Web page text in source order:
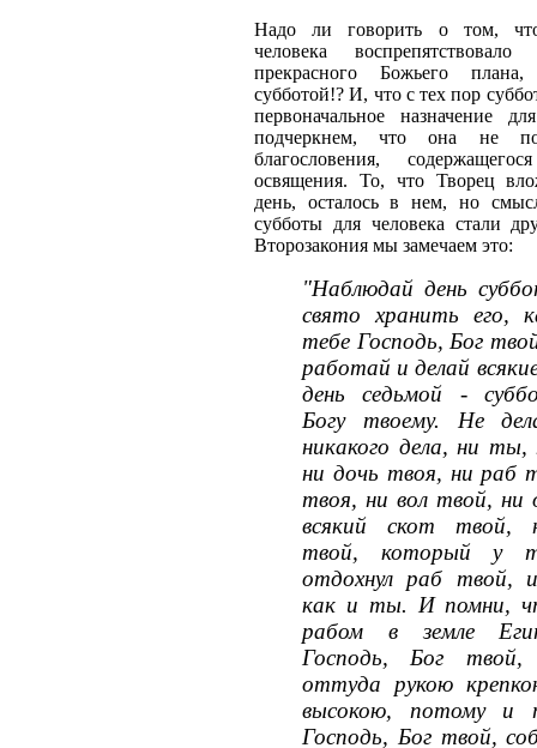
Надо ли говорить о том, что
человека воспрепятствовало
прекрасного Божьего
субботой!? И, что с тех пор
первоначальное назначение
подчеркнем, что она не
благословения,
освящения. То, что Творец
день, осталось в нем, но
субботы для человека стали
Второзакония мы замечаем это:
"Наблюдай день
свято хранить его,
тебе Господь, Бог
работай и делай
день седьмой -
Богу твоему. Не
никакого дела, ни
ни дочь твоя, ни раб
твоя, ни вол твой, ни
всякий скот твой,
твой, который у
отдохнул раб твой,
как и ты. И помни,
рабом в земле
Господь, Бог твой,
оттуда рукою
высокою, потому и
Господь, Бог твой,